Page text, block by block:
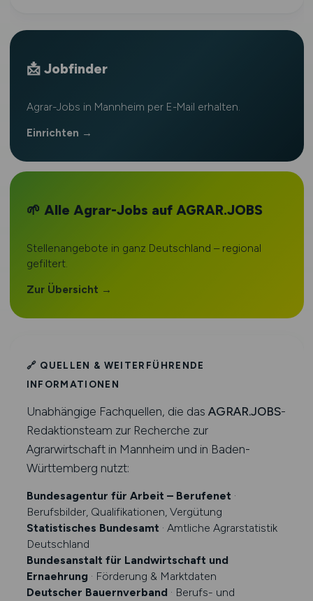
📩 Jobfinder
Agrar-Jobs in Mannheim per E-Mail erhalten.
Einrichten →
🌱 Alle Agrar-Jobs auf AGRAR.JOBS
Stellenangebote in ganz Deutschland – regional
gefiltert.
Zur Übersicht →
🔗 QUELLEN & WEITERFÜHRENDE
INFORMATIONEN
Unabhängige Fachquellen, die das AGRAR.JOBS-
Redaktionsteam zur Recherche zur
Agrarwirtschaft in Mannheim und in Baden-
Württemberg nutzt:
Bundesagentur für Arbeit – Berufenet ·
Berufsbilder, Qualifikationen, Vergütung
Statistisches Bundesamt · Amtliche Agrarstatistik
Deutschland
Bundesanstalt für Landwirtschaft und
Ernaehrung · Förderung & Marktdaten
Deutscher Bauernverband · Berufs- und